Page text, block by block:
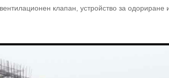
клапан, устройство за одориране